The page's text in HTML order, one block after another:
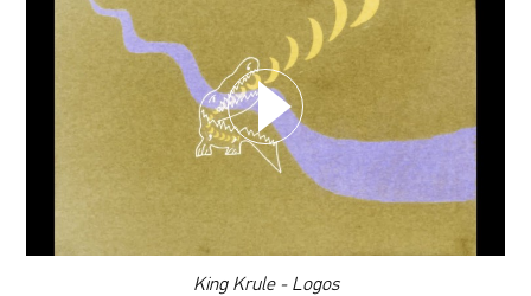
King Krule - Logos
WYBIERZ SWOJĄ PLAYLISTĘ
DODAJ TEN FILM DO PLAYLISTY